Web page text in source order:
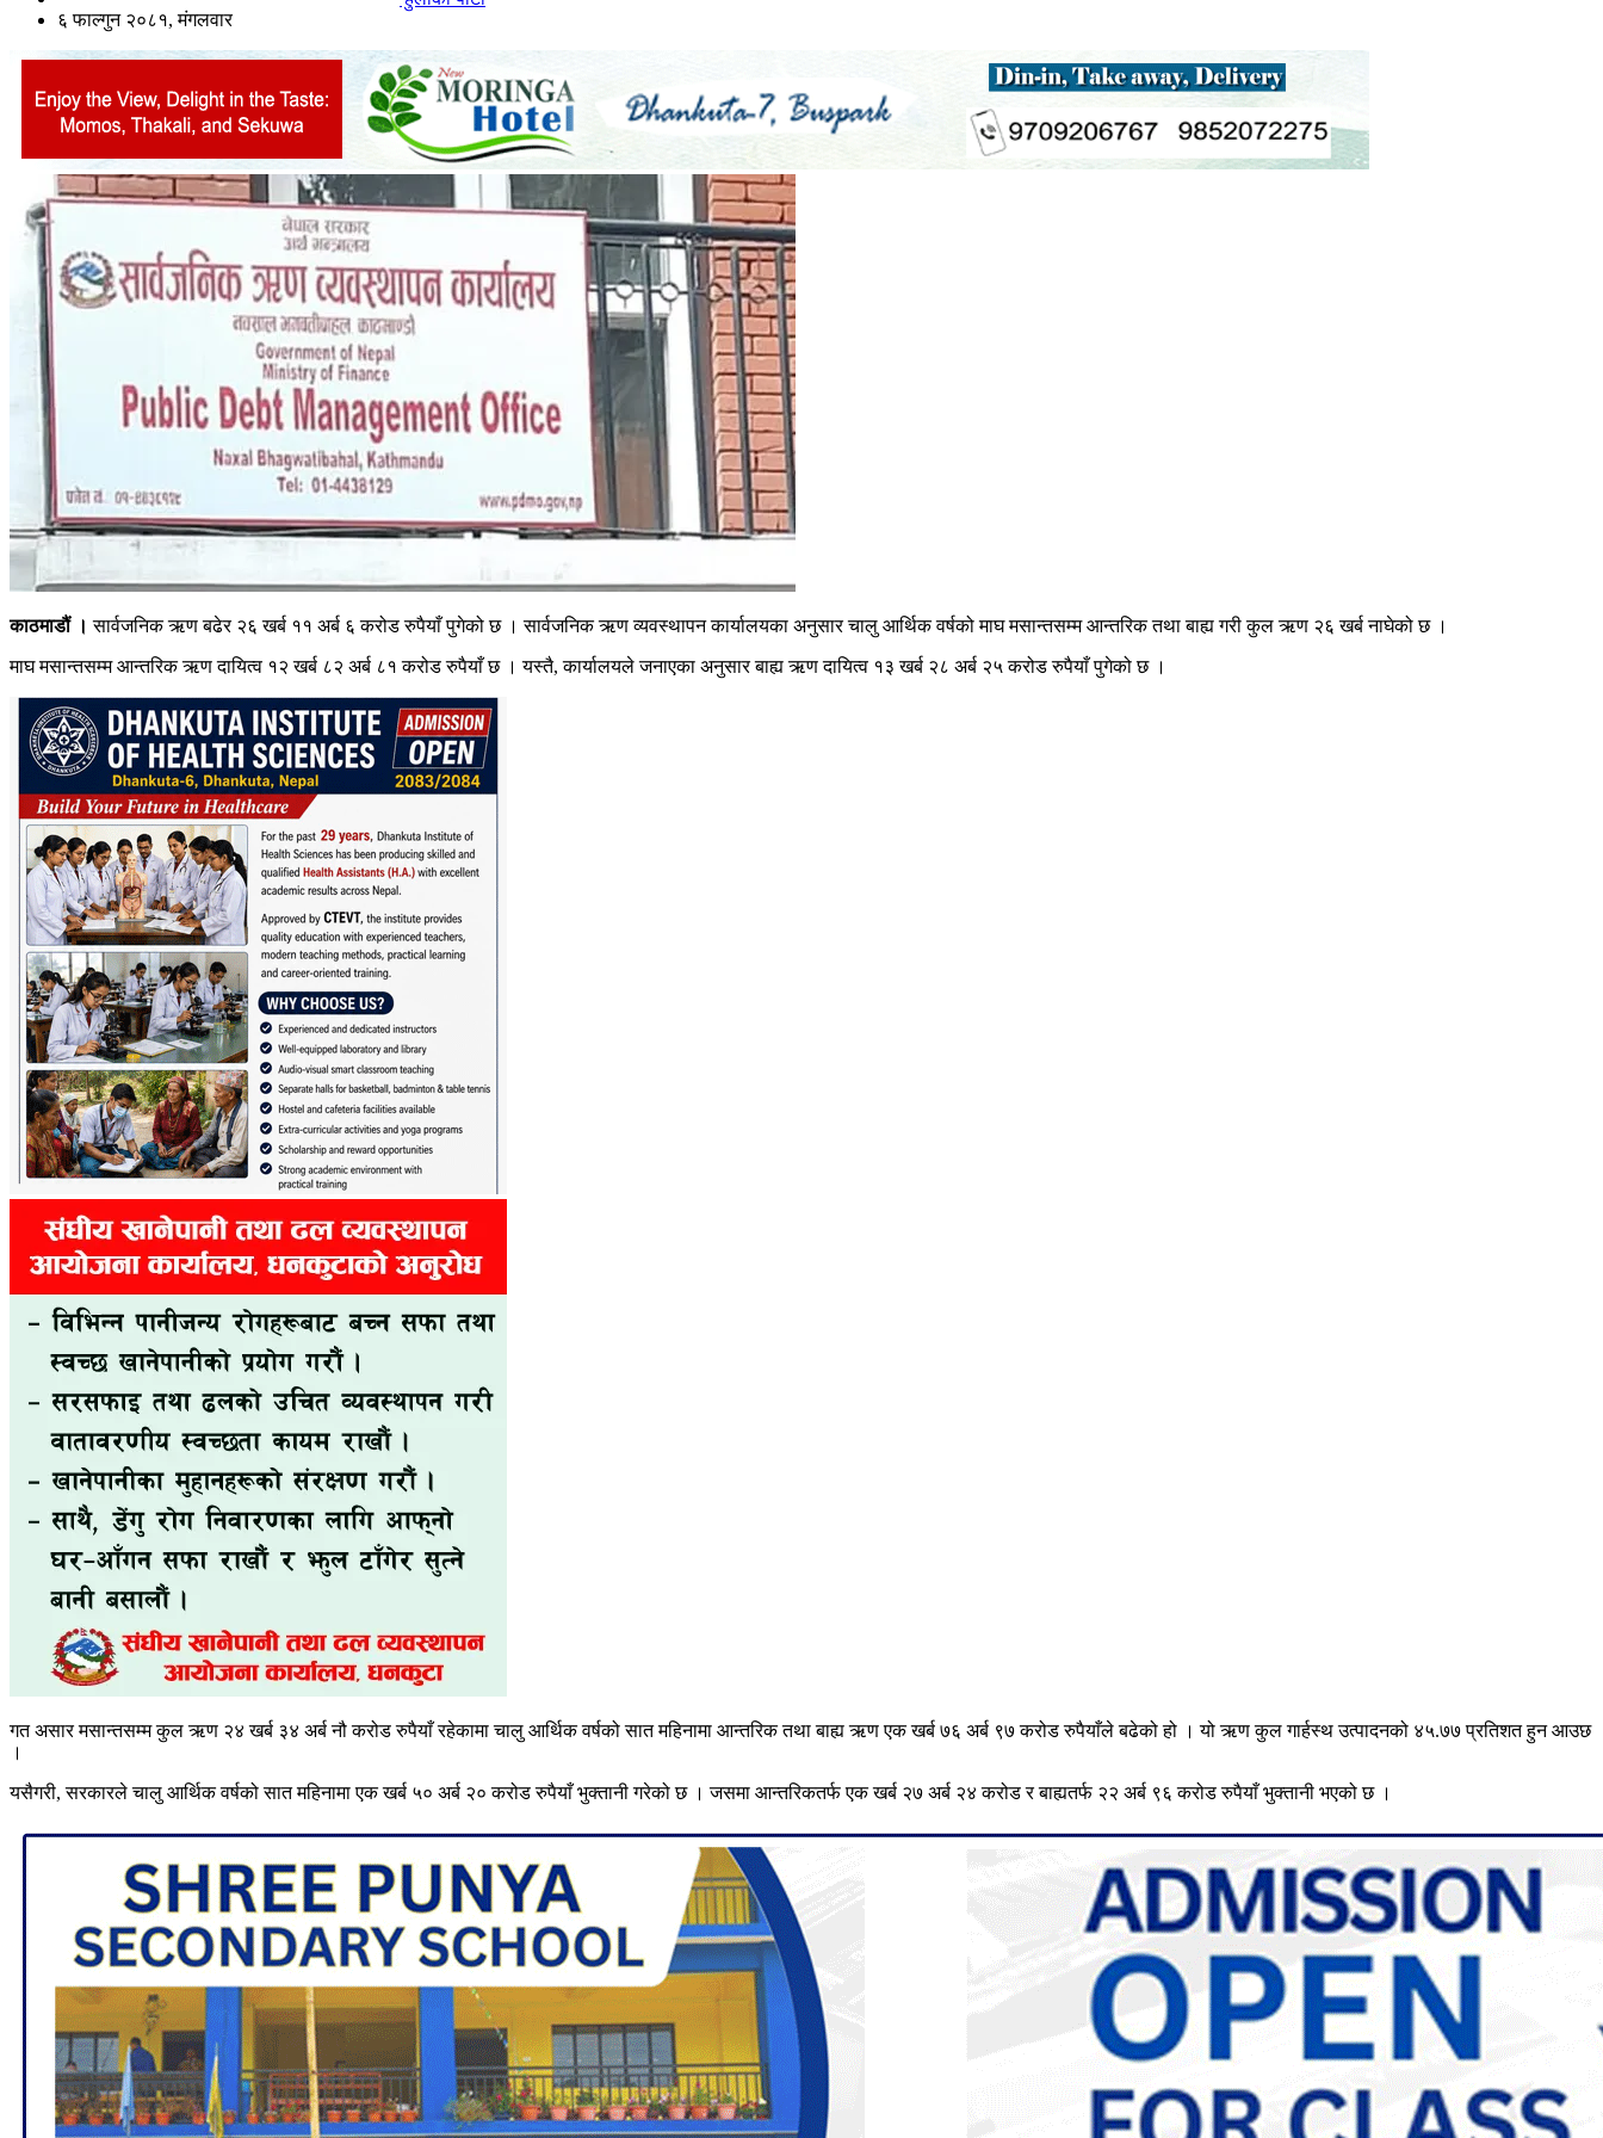
६ फाल्गुन २०८१, मंगलवार
काठमाडौं । सार्वजनिक ऋण बढेर २६ खर्ब ११ अर्ब ६ करोड रुपैयाँ पुगेको छ । सार्वजनिक ऋण व्यवस्थापन कार्यालयका अनुसार चालु आर्थिक वर्षको माघ मसान्तसम्म आन्तरिक तथा बाह्य गरी कुल ऋण २६ खर्ब नाघेको छ ।
माघ मसान्तसम्म आन्तरिक ऋण दायित्व १२ खर्ब ८२ अर्ब ८१ करोड रुपैयाँ छ । यस्तै, कार्यालयले जनाएका अनुसार बाह्य ऋण दायित्व १३ खर्ब २८ अर्ब २५ करोड रुपैयाँ पुगेको छ ।
गत असार मसान्तसम्म कुल ऋण २४ खर्ब ३४ अर्ब नौ करोड रुपैयाँ रहेकामा चालु आर्थिक वर्षको सात महिनामा आन्तरिक तथा बाह्य ऋण एक खर्ब ७६ अर्ब ९७ करोड रुपैयाँले बढेको हो । यो ऋण कुल गार्हस्थ उत्पादनको ४५.७७ प्रतिशत हुन आउछ
।
यसैगरी, सरकारले चालु आर्थिक वर्षको सात महिनामा एक खर्ब ५० अर्ब २० करोड रुपैयाँ भुक्तानी गरेको छ । जसमा आन्तरिकतर्फ एक खर्ब २७ अर्ब २४ करोड र बाह्यतर्फ २२ अर्ब ९६ करोड रुपैयाँ भुक्तानी भएको छ ।